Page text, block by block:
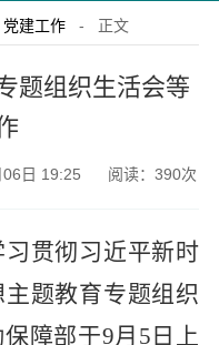
党建工作 - 正文
题组织生活会等
06日 19:25 阅读： 390次
贯彻习近平新时
题教育专题组织
障部于9月5日上